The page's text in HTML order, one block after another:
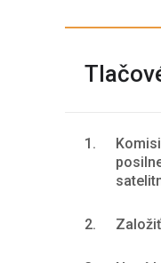
1.
2.